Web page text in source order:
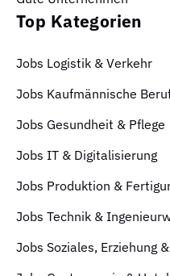
Top Kategorien
Jobs Logistik & Verkehr
Jobs Kaufmännische
Jobs Gesundheit & Pflege
Jobs IT & Digitalisierung
Jobs Produktion &
Jobs Technik &
Jobs Soziales, Erziehung